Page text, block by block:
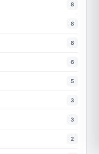
8
8
8
6
5
3
3
2